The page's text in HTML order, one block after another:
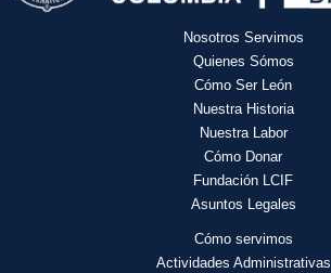
Nosotros Servimos
Quienes Sómos
Cómo Ser León
Nuestra Historia
Nuestra Labor
Cómo Donar
Fundación LCIF
Asuntos Legales
Cómo servimos
Actividades Administrativas